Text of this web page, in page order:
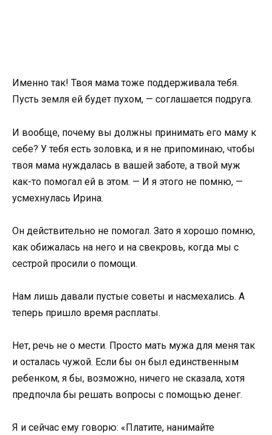
Именно так! Твоя мама тоже поддерживала тебя.
Пусть земля ей будет пухом, — соглашается подруга.
И вообще, почему вы должны принимать его маму к
себе? У тебя есть золовка, и я не припоминаю, чтобы
твоя мама нуждалась в вашей заботе, а твой муж
как-то помогал ей в этом. — И я этого не помню, —
усмехнулась Ирина.
Он действительно не помогал. Зато я хорошо помню,
как обижалась на него и на свекровь, когда мы с
сестрой просили о помощи.
Нам лишь давали пустые советы и насмехались. А
теперь пришло время расплаты.
Нет, речь не о мести. Просто мать мужа для меня так
и осталась чужой. Если бы он был единственным
ребенком, я бы, возможно, ничего не сказала, хотя
предпочла бы решать вопросы с помощью денег.
Я и сейчас ему говорю: «Платите, нанимайте